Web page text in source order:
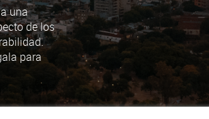
una
de los
para